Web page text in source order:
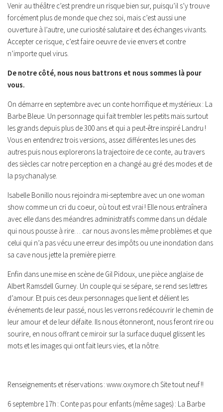
Venir au théâtre c’est prendre un risque bien sur, puisqu’il s’y trouve
forcément plus de monde que chez soi, mais c’est aussi une
ouverture à l’autre, une curiosité salutaire et des échanges vivants.
Accepter ce risque, c’est faire oeuvre de vie envers et contre
n’importe quel virus.
De notre côté, nous nous battrons et nous sommes là pour
vous.
On démarre en septembre avec un conte horrifique et mystérieux : La
Barbe Bleue. Un personnage qui fait trembler les petits mais surtout
les grands depuis plus de 300 ans et qui a peut-être inspiré Landru !
Vous en entendrez trois versions, assez différentes les unes des
autres puis nous explorerons la trajectoire de ce conte, au travers
des siècles car notre perception en a changé au gré des modes et de
la psychanalyse.
Isabelle Bonillo nous rejoindra mi-septembre avec un one woman
show comme un cri du coeur, où tout est vrai ! Elle nous entraînera
avec elle dans des méandres administratifs comme dans un dédale
qui nous pousse à rire… car nous avons les même problèmes et que
celui qui n’a pas vécu une erreur des impôts ou une inondation dans
sa cave nous jette la première pierre.
Enfin dans une mise en scène de Gil Pidoux, une pièce anglaise de
Albert Ramsdell Gurney. Un couple qui se sépare, se rend ses lettres
d’amour. Et puis ces deux personnages que lient et délient les
événements de leur passé, nous les verrons redécouvrir le chemin de
leur amour et de leur défaite. Ils nous étonneront, nous feront rire ou
sourire, en nous offrant ce miroir sur la surface duquel glissent les
mots et les images qui ont fait leurs vies, et la nôtre.
Renseignements et réservations : www.oxymore.ch Site tout neuf !!
6 septembre 17h : Conte pas pour enfants (même sages) : La Barbe